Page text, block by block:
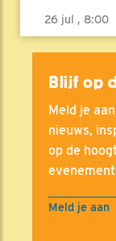
26 jul , 8:00
Blijf op
Meld je
nieuws,
op de
Meld je aan